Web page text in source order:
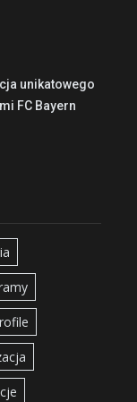
unikatowego
FC Bayern